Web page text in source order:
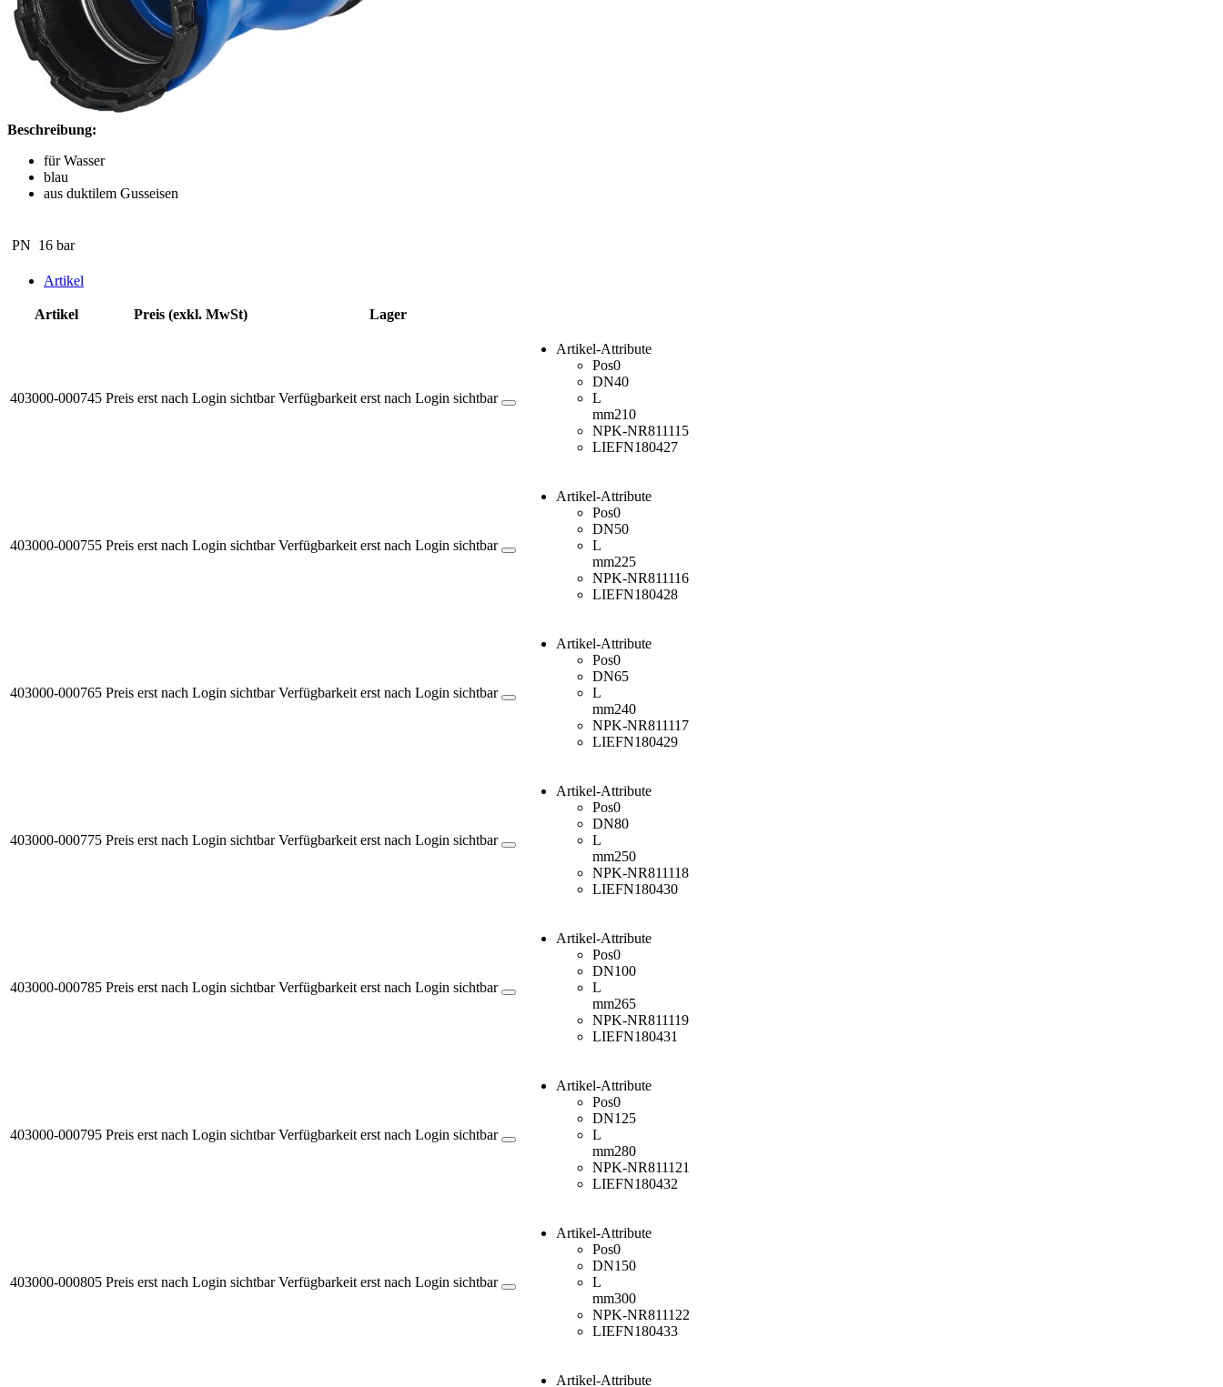
Beschreibung:
für Wasser
blau
aus duktilem Gusseisen
PN 16 bar
Artikel
Artikel Preis (exkl. MwSt) Lager
403000-000745 Preis erst nach Login sichtbar Verfügbarkeit erst nach Login sichtbar
Artikel-Attribute
Pos0
DN40
L
mm210
NPK-NR811115
LIEFN180427
403000-000755 Preis erst nach Login sichtbar Verfügbarkeit erst nach Login sichtbar
Artikel-Attribute
Pos0
DN50
L
mm225
NPK-NR811116
LIEFN180428
403000-000765 Preis erst nach Login sichtbar Verfügbarkeit erst nach Login sichtbar
Artikel-Attribute
Pos0
DN65
L
mm240
NPK-NR811117
LIEFN180429
403000-000775 Preis erst nach Login sichtbar Verfügbarkeit erst nach Login sichtbar
Artikel-Attribute
Pos0
DN80
L
mm250
NPK-NR811118
LIEFN180430
403000-000785 Preis erst nach Login sichtbar Verfügbarkeit erst nach Login sichtbar
Artikel-Attribute
Pos0
DN100
L
mm265
NPK-NR811119
LIEFN180431
403000-000795 Preis erst nach Login sichtbar Verfügbarkeit erst nach Login sichtbar
Artikel-Attribute
Pos0
DN125
L
mm280
NPK-NR811121
LIEFN180432
403000-000805 Preis erst nach Login sichtbar Verfügbarkeit erst nach Login sichtbar
Artikel-Attribute
Pos0
DN150
L
mm300
NPK-NR811122
LIEFN180433
Artikel-Attribute